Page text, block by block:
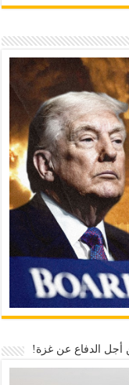
أجل الدفاع عن غزة!